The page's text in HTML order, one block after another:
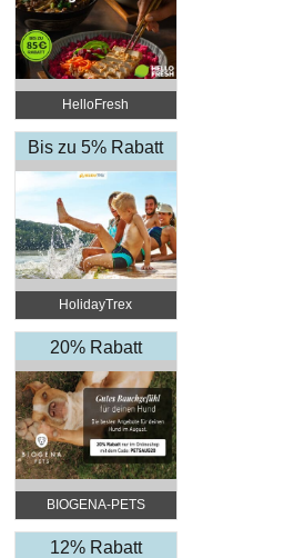
HelloFresh
Bis zu 5% Rabatt
HolidayTrex
20% Rabatt
BIOGENA-PETS
12% Rabatt